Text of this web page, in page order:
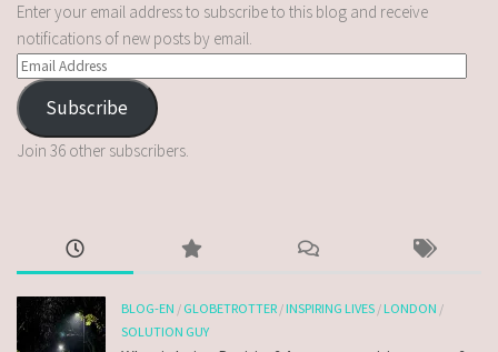
Enter your email address to subscribe to this blog and receive
notifications of new posts by email.
Subscribe
Join 36 other subscribers.
BLOG-EN / GLOBETROTTER /INSPIRING LIVES /LONDON /
SOLUTION GUY